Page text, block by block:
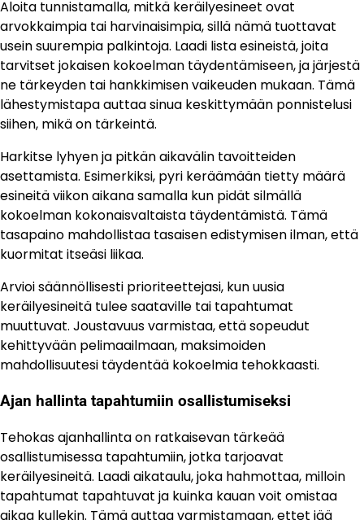
Aloita tunnistamalla, mitkä keräilyesineet ovat
arvokkaimpia tai harvinaisimpia, sillä nämä tuottavat
usein suurempia palkintoja. Laadi lista esineistä, joita
tarvitset jokaisen kokoelman täydentämiseen, ja järjestä
ne tärkeyden tai hankkimisen vaikeuden mukaan. Tämä
lähestymistapa auttaa sinua keskittymään ponnistelusi
siihen, mikä on tärkeintä.
Harkitse lyhyen ja pitkän aikavälin tavoitteiden
asettamista. Esimerkiksi, pyri keräämään tietty määrä
esineitä viikon aikana samalla kun pidät silmällä
kokoelman kokonaisvaltaista täydentämistä. Tämä
tasapaino mahdollistaa tasaisen edistymisen ilman, että
kuormitat itseäsi liikaa.
Arvioi säännöllisesti prioriteettejasi, kun uusia
keräilyesineitä tulee saataville tai tapahtumat
muuttuvat. Joustavuus varmistaa, että sopeudut
kehittyvään pelimaailmaan, maksimoiden
mahdollisuutesi täydentää kokoelmia tehokkaasti.
Ajan hallinta tapahtumiin osallistumiseksi
Tehokas ajanhallinta on ratkaisevan tärkeää
osallistumisessa tapahtumiin, jotka tarjoavat
keräilyesineitä. Laadi aikataulu, joka hahmottaa, milloin
tapahtumat tapahtuvat ja kuinka kauan voit omistaa
aikaa kullekin. Tämä auttaa varmistamaan, ettet jää